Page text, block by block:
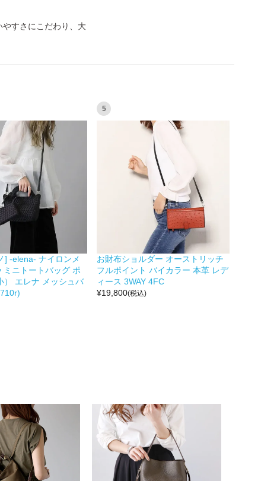
すさにこだわり、大
] -elena- ナイロンメ
ミニトートバッグ ポ
） エレナ メッシュバ
5
お財布ショルダー オーストリッチ
フルポイント バイカラー 本革 レデ
ィース 3WAY 4FC
¥19,800(税込)